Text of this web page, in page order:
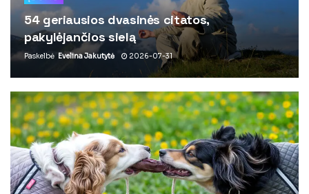
54 geriausios dvasinės citatos,
pakylėjančios sielą
Paskelbė Evelina Jakutytė 2026-07-31